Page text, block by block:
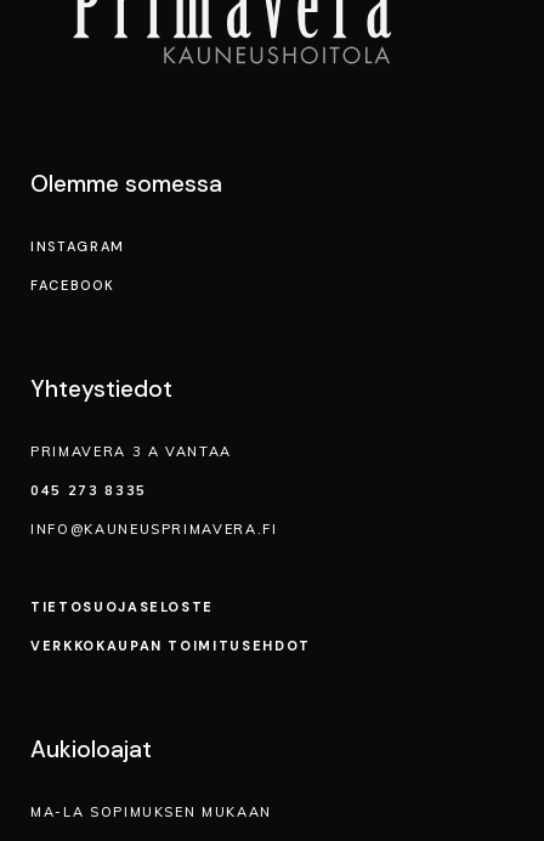
Olemme somessa
INSTAGRAM
FACEBOOK
Yhteystiedot
PRIMAVERA 3 A VANTAA
045 273 8335
INFO@KAUNEUSPRIMAVERA.FI
TIETOSUOJA­SELOSTE
VERKKOKAUPAN TOIMITUSEHDOT
Aukioloajat
MA-LA SOPIMUKSEN MUKAAN